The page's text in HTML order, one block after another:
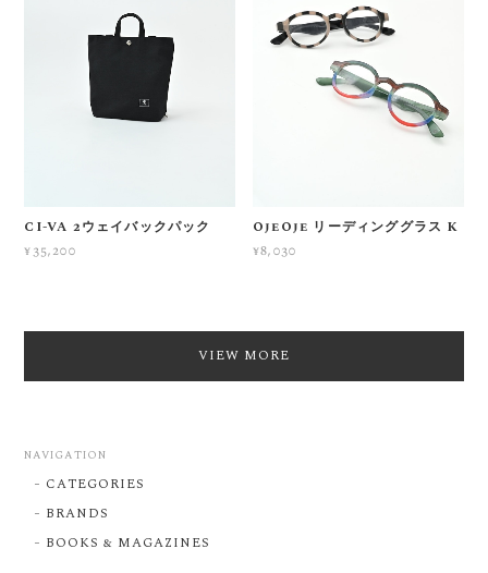
CI-VA 2ウェイバックパック
¥35,200
OjeOje リーディンググラス K
¥8,030
VIEW MORE
NAVIGATION
CATEGORIES
BRANDS
BOOKS & MAGAZINES